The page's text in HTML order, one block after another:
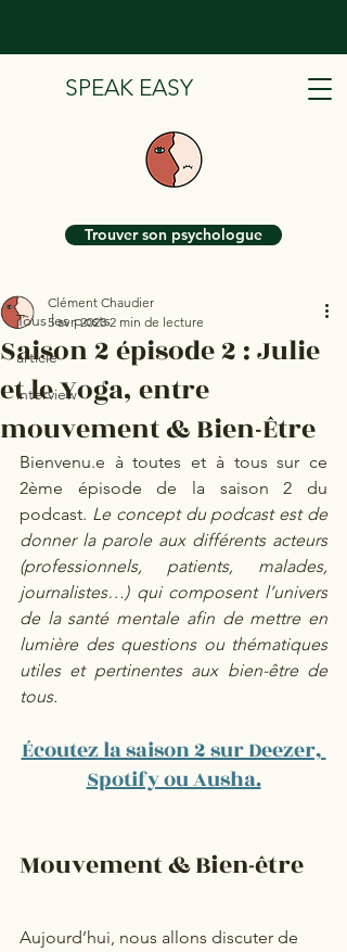
SPEAK EASY
Trouver son psychologue
Tous les posts
article
interview
Saison 2 épisode 2 : Julie
et le Yoga, entre
mouvement & Bien-Être
Clément Chaudier
5 avr. 2023 2 min de lecture
Bienvenu.e à toutes et à tous sur ce
2ème épisode de la saison 2 du
podcast. Le concept du podcast est de
donner la parole aux différents acteurs
(professionnels, patients, malades,
journalistes…) qui composent l’univers
de la santé mentale afin de mettre en
lumière des questions ou thématiques
utiles et pertinentes aux bien-être de
tous.
Écoutez la saison 2 sur Deezer,
Spotify ou Ausha.
Mouvement & Bien-être
Aujourd’hui, nous allons discuter de